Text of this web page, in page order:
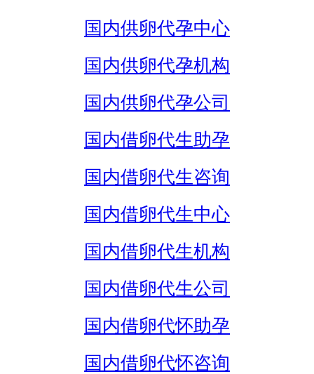
国内供卵代孕中心
国内供卵代孕机构
国内供卵代孕公司
国内借卵代生助孕
国内借卵代生咨询
国内借卵代生中心
国内借卵代生机构
国内借卵代生公司
国内借卵代怀助孕
国内借卵代怀咨询